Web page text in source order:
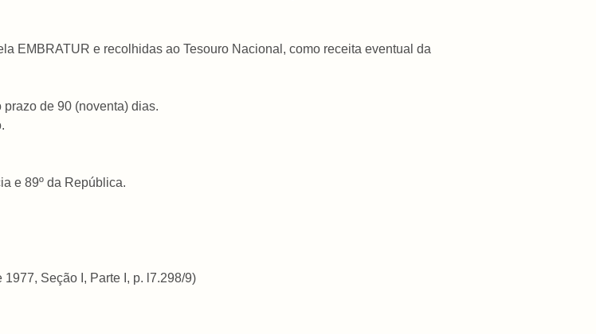
EMBRATUR e recolhidas ao Tesouro Nacional, como receita eventual da
de 90 (noventa) dias.
e 89º da República.
Seção I, Parte I, p. l7.298/9)